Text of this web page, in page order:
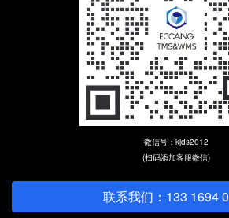
微信号：kjds2012
(扫码添加客服微信)
联系我们：133 1694